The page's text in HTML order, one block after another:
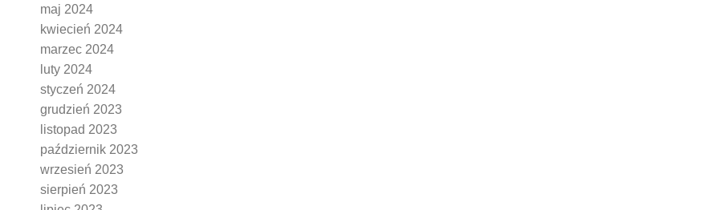
maj 2024
kwiecień 2024
marzec 2024
luty 2024
styczeń 2024
grudzień 2023
listopad 2023
październik 2023
wrzesień 2023
sierpień 2023